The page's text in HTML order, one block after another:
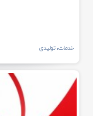
خدمات، تولیدی